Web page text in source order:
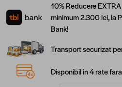
10% Reducere
minimum 2.300 lei, la
Bank!
Transport securizat
Disponibil in 4 rate